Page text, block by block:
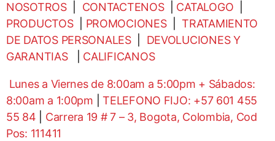
NOSOTROS| CONTACTENOS| CATALOGO
PRODUCTOS| PROMOCIONES|TRATAMIENTO
DE DATOS PERSONALES| DEVOLUCIONES Y
GARANTIAS
CALIFICANOS
Lunes a Viernes de 8:00am a 5:00pm + Sábados:
8:00am a 1:00pm |TELEFONO FIJO: +57 601 455
55 84
Carrera 19 # 7 – 3, Bogota, Colombia, Cod
Pos: 111411